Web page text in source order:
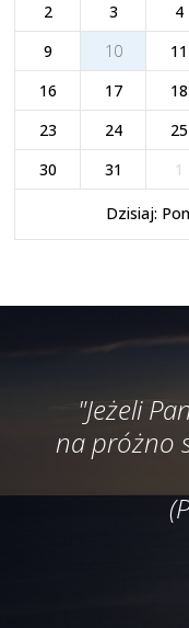
2
3 4
9
10 11
16
17 18
23
24 25
30
31 1
Dzisiaj:
"Jeżeli
na próżno